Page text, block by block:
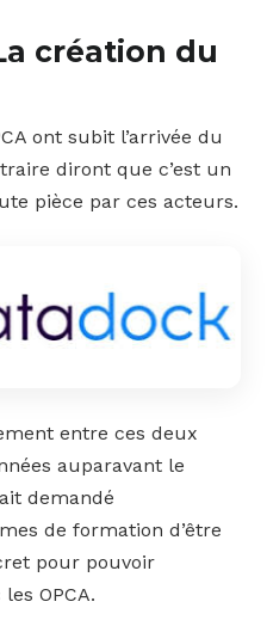
création du
ont subit l’arrivée du
diront que c’est un
pièce par ces acteurs.
entre ces deux
auparavant le
demandé
de formation d’être
pour pouvoir
OPCA.